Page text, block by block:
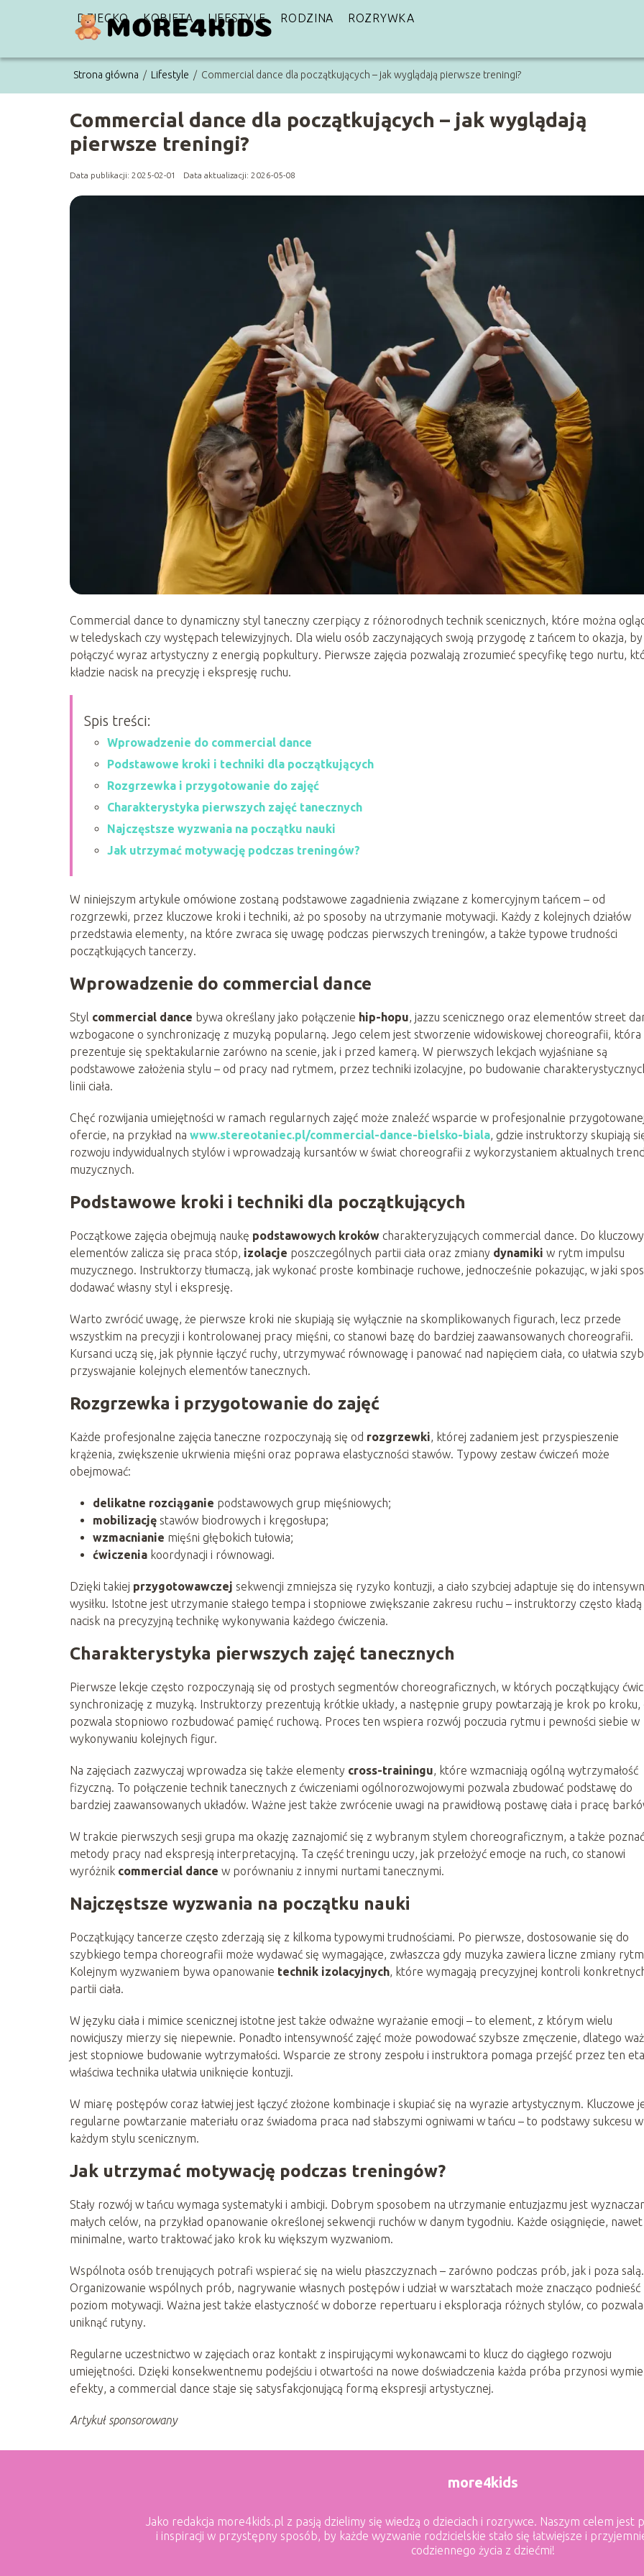
DZIECKO KOBIETA LIFESTYLE RODZINA ROZRYWKA
Strona główna / Lifestyle / Commercial dance dla początkujących – jak wyglądają pierwsze treningi?
Commercial dance dla początkujących – jak wyglądają
pierwsze treningi?
Data publikacji: 2025-02-01 Data aktualizacji: 2026-05-08
Commercial dance to dynamiczny styl taneczny czerpiący z różnorodnych technik scenicznych, które można
w teledyskach czy występach telewizyjnych. Dla wielu osób zaczynających swoją przygodę z tańcem to okazja, by
połączyć wyraz artystyczny z energią popkultury. Pierwsze zajęcia pozwalają zrozumieć specyfikę tego nurtu,
kładzie nacisk na precyzję i ekspresję ruchu.
Spis treści:
Wprowadzenie do commercial dance
Podstawowe kroki i techniki dla początkujących
Rozgrzewka i przygotowanie do zajęć
Charakterystyka pierwszych zajęć tanecznych
Najczęstsze wyzwania na początku nauki
Jak utrzymać motywację podczas treningów?
W niniejszym artykule omówione zostaną podstawowe zagadnienia związane z komercyjnym tańcem – od
rozgrzewki, przez kluczowe kroki i techniki, aż po sposoby na utrzymanie motywacji. Każdy z kolejnych działów
przedstawia elementy, na które zwraca się uwagę podczas pierwszych treningów, a także typowe trudności
początkujących tancerzy.
Wprowadzenie do commercial dance
Styl commercial dance bywa określany jako połączenie hip-hopu, jazzu scenicznego oraz elementów street
wzbogacone o synchronizację z muzyką popularną. Jego celem jest stworzenie widowiskowej choreografii, która
prezentuje się spektakularnie zarówno na scenie, jak i przed kamerą. W pierwszych lekcjach wyjaśniane są
podstawowe założenia stylu – od pracy nad rytmem, przez techniki izolacyjne, po budowanie
linii ciała.
Chęć rozwijania umiejętności w ramach regularnych zajęć może znaleźć wsparcie w profesjonalnie
ofercie, na przykład na www.stereotaniec.pl/commercial-dance-bielsko-biala, gdzie instruktorzy skupiają
rozwoju indywidualnych stylów i wprowadzają kursantów w świat choreografii z wykorzystaniem aktualnych
muzycznych.
Podstawowe kroki i techniki dla początkujących
Początkowe zajęcia obejmują naukę podstawowych kroków charakteryzujących commercial dance. Do
elementów zalicza się praca stóp, izolacje poszczególnych partii ciała oraz zmiany dynamiki w rytm impulsu
muzycznego. Instruktorzy tłumaczą, jak wykonać proste kombinacje ruchowe, jednocześnie pokazując, w jaki
dodawać własny styl i ekspresję.
Warto zwrócić uwagę, że pierwsze kroki nie skupiają się wyłącznie na skomplikowanych figurach, lecz przede
wszystkim na precyzji i kontrolowanej pracy mięśni, co stanowi bazę do bardziej zaawansowanych choreografii.
Kursanci uczą się, jak płynnie łączyć ruchy, utrzymywać równowagę i panować nad napięciem ciała, co ułatwia
przyswajanie kolejnych elementów tanecznych.
Rozgrzewka i przygotowanie do zajęć
Każde profesjonalne zajęcia taneczne rozpoczynają się od rozgrzewki, której zadaniem jest przyspieszenie
krążenia, zwiększenie ukrwienia mięśni oraz poprawa elastyczności stawów. Typowy zestaw ćwiczeń może
obejmować:
delikatne rozciąganie podstawowych grup mięśniowych;
mobilizację stawów biodrowych i kręgosłupa;
wzmacnianie mięśni głębokich tułowia;
ćwiczenia koordynacji i równowagi.
Dzięki takiej przygotowawczej sekwencji zmniejsza się ryzyko kontuzji, a ciało szybciej adaptuje się do
wysiłku. Istotne jest utrzymanie stałego tempa i stopniowe zwiększanie zakresu ruchu – instruktorzy często kładą
nacisk na precyzyjną technikę wykonywania każdego ćwiczenia.
Charakterystyka pierwszych zajęć tanecznych
Pierwsze lekcje często rozpoczynają się od prostych segmentów choreograficznych, w których początkujący
synchronizację z muzyką. Instruktorzy prezentują krótkie układy, a następnie grupy powtarzają je krok po kroku,
pozwala stopniowo rozbudować pamięć ruchową. Proces ten wspiera rozwój poczucia rytmu i pewności siebie w
wykonywaniu kolejnych figur.
Na zajęciach zazwyczaj wprowadza się także elementy cross-trainingu, które wzmacniają ogólną wytrzymałość
fizyczną. To połączenie technik tanecznych z ćwiczeniami ogólnorozwojowymi pozwala zbudować podstawę do
bardziej zaawansowanych układów. Ważne jest także zwrócenie uwagi na prawidłową postawę ciała i pracę
W trakcie pierwszych sesji grupa ma okazję zaznajomić się z wybranym stylem choreograficznym, a także poznać
metody pracy nad ekspresją interpretacyjną. Ta część treningu uczy, jak przełożyć emocje na ruch, co stanowi
wyróżnik commercial dance w porównaniu z innymi nurtami tanecznymi.
Najczęstsze wyzwania na początku nauki
Początkujący tancerze często zderzają się z kilkoma typowymi trudnościami. Po pierwsze, dostosowanie się do
szybkiego tempa choreografii może wydawać się wymagające, zwłaszcza gdy muzyka zawiera liczne zmiany
Kolejnym wyzwaniem bywa opanowanie technik izolacyjnych, które wymagają precyzyjnej kontroli
partii ciała.
W języku ciała i mimice scenicznej istotne jest także odważne wyrażanie emocji – to element, z którym wielu
nowicjuszy mierzy się niepewnie. Ponadto intensywność zajęć może powodować szybsze zmęczenie, dlatego
jest stopniowe budowanie wytrzymałości. Wsparcie ze strony zespołu i instruktora pomaga przejść przez ten
właściwa technika ułatwia uniknięcie kontuzji.
W miarę postępów coraz łatwiej jest łączyć złożone kombinacje i skupiać się na wyrazie artystycznym. Kluczowe
regularne powtarzanie materiału oraz świadoma praca nad słabszymi ogniwami w tańcu – to podstawy sukcesu w
każdym stylu scenicznym.
Jak utrzymać motywację podczas treningów?
Stały rozwój w tańcu wymaga systematyki i ambicji. Dobrym sposobem na utrzymanie entuzjazmu jest
małych celów, na przykład opanowanie określonej sekwencji ruchów w danym tygodniu. Każde osiągnięcie, nawet
minimalne, warto traktować jako krok ku większym wyzwaniom.
Wspólnota osób trenujących potrafi wspierać się na wielu płaszczyznach – zarówno podczas prób, jak i poza salą.
Organizowanie wspólnych prób, nagrywanie własnych postępów i udział w warsztatach może znacząco podnieść
poziom motywacji. Ważna jest także elastyczność w doborze repertuaru i eksploracja różnych stylów, co pozwala
uniknąć rutyny.
Regularne uczestnictwo w zajęciach oraz kontakt z inspirującymi wykonawcami to klucz do ciągłego rozwoju
umiejętności. Dzięki konsekwentnemu podejściu i otwartości na nowe doświadczenia każda próba przynosi
efekty, a commercial dance staje się satysfakcjonującą formą ekspresji artystycznej.
Artykuł sponsorowany
more4kids
Jako redakcja more4kids.pl z pasją dzielimy się wiedzą o dzieciach i rozrywce. Naszym celem
i inspiracji w przystępny sposób, by każde wyzwanie rodzicielskie stało się łatwiejsze i
codziennego życia z dziećmi!